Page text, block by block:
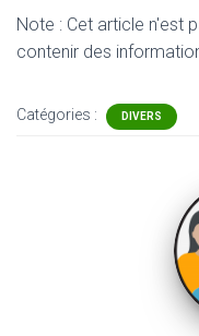
Note : Cet article n'est
contenir des
Catégories : DIVERS